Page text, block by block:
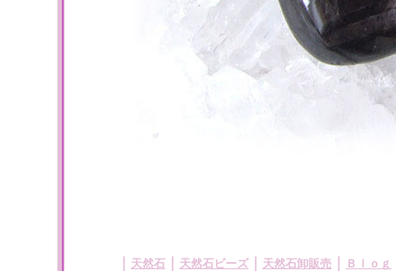
天然石 天然石ビーズ｜ 天然石卸販売 Ｂｌｏｇ